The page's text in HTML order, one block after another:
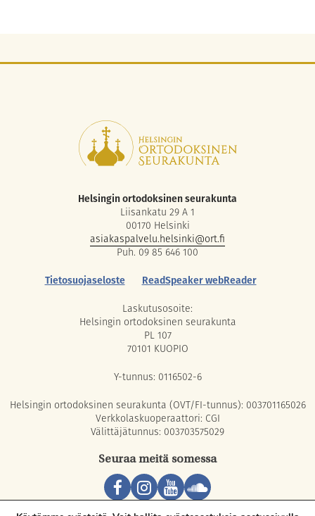
Helsingin ortodoksinen seurakunta
Liisankatu 29 A 1
00170 Helsinki
asiakaspalvelu.helsinki@ort.fi
Puh. 09 85 646 100
Tietosuojaseloste
ReadSpeaker webReader
Laskutusosoite:
Helsingin ortodoksinen seurakunta
PL 107
70101 KUOPIO
Y-tunnus: 0116502-6
Helsingin ortodoksinen seurakunta (OVT/FI-tunnus): 003701165026
Verkkolaskuoperaattori: CGI
Välittäjätunnus: 003703575029
Seuraa meitä somessa